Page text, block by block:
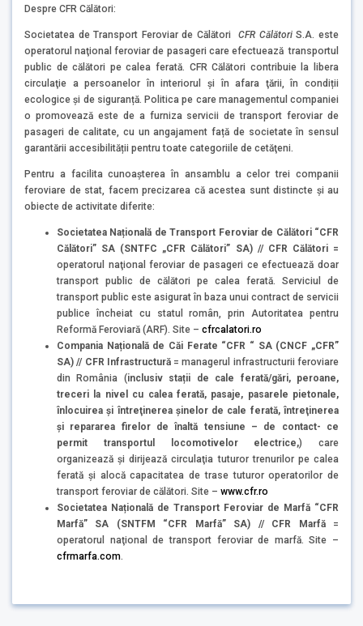
Despre CFR Călători:
Societatea de Transport Feroviar de CălătoriCFR CălătoriS.A. este
operatorul naţional feroviar de pasageri care efectuează transportul
public de călători pe calea ferată. CFR Călători contribuie la libera
circulaţie a persoanelor în interiorul şi în afara ţării, în condiții
ecologice și de siguranță. Politica pe care managementul companiei
o promovează este de a furniza servicii de transport feroviar de
pasageri de calitate, cu un angajament față de societate în sensul
garantării accesibilității pentru toate categoriile de cetăţeni.
Pentru a facilita cunoaşterea în ansamblu a celor trei companii
feroviare de stat, facem precizarea că acestea sunt distincte şi au
obiecte de activitate diferite:
Societatea Națională de Transport Feroviar de Călători “CFR
Călători” SA (SNTFC „CFR Călători” SA) // CFR Călători =
operatorul naţional feroviar de pasageri ce efectuează doar
transport public de călători pe calea ferată. Serviciul de
transport public este asigurat în baza unui contract de servicii
publice încheiat cu statul român, prin Autoritatea pentru
Reformă Feroviară (ARF). Site – cfrcalatori.ro
Compania Națională de Căi Ferate “CFR “ SA (CNCF „CFR”
SA) // CFR Infrastructură= managerul infrastructurii feroviare
din România (inclusiv stații de cale ferată/gări, peroane,
treceri la nivel cu calea ferată, pasaje, pasarele pietonale,
înlocuirea şi întreţinerea şinelor de cale ferată, întreţinerea
şi repararea firelor de înaltă tensiune – de contact- ce
permit transportul locomotivelor electrice,) care
organizează şi dirijează circulaţia tuturor trenurilor pe calea
ferată și alocă capacitatea de trase tuturor operatorilor de
transport feroviar de călători. Site – www.cfr.ro
Societatea Națională de Transport Feroviar de Marfă “CFR
Marfă” SA (SNTFM “CFR Marfă” SA) // CFR Marfă=
operatorul naţional de transport feroviar de marfă. Site –
cfrmarfa.com.